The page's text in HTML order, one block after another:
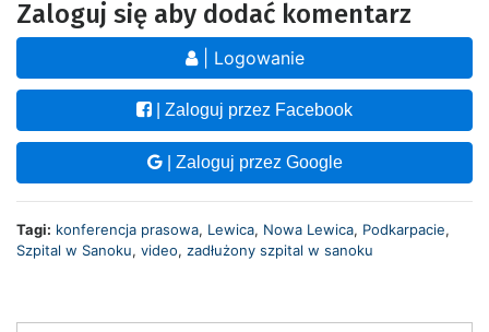
Zaloguj się aby dodać komentarz
| Logowanie
| Zaloguj przez Facebook
| Zaloguj przez Google
Tagi: konferencja prasowa, Lewica, Nowa Lewica, Podkarpacie,
Szpital w Sanoku, video, zadłużony szpital w sanoku